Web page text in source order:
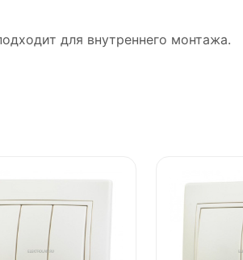
для внутреннего монтажа.